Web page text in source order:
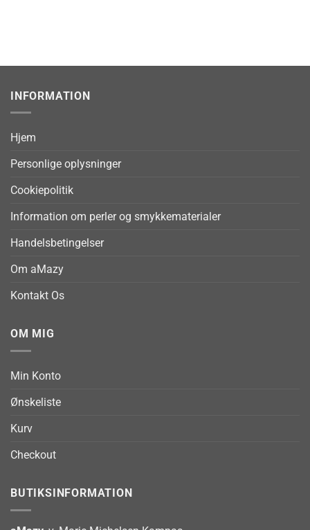
INFORMATION
Hjem
Personlige oplysninger
Cookiepolitik
Information om perler og smykkematerialer
Handelsbetingelser
Om aMazy
Kontakt Os
OM MIG
Min Konto
Ønskeliste
Kurv
Checkout
BUTIKSINFORMATION